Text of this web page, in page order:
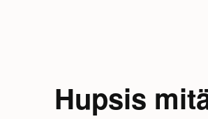
Hupsis